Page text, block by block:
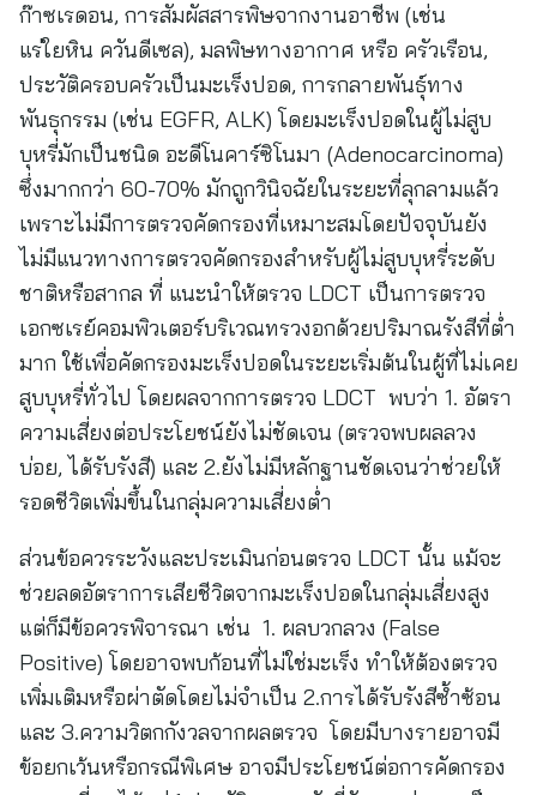
ก๊าซเรดอน, การสัมผัสสารพิษจากงานอาชีพ (เช่น
แร่ใยหิน ควันดีเซล), มลพิษทางอากาศ หรือ ครัวเรือน,
ประวัติครอบครัวเป็นมะเร็งปอด, การกลายพันธุ์ทาง
พันธุกรรม (เช่น EGFR, ALK) โดยมะเร็งปอดในผู้ไม่สูบ
บุหรี่มักเป็นชนิด อะดีโนคาร์ซิโนมา (Adenocarcinoma)
ซึ่งมากกว่า 60-70% มักถูกวินิจฉัยในระยะที่ลุกลามแล้ว
เพราะไม่มีการตรวจคัดกรองที่เหมาะสมโดยปัจจุบันยัง
ไม่มีแนวทางการตรวจคัดกรองสำหรับผู้ไม่สูบบุหรี่ระดับ
ชาติหรือสากล ที่ แนะนำให้ตรวจ LDCT เป็นการตรวจ
เอกซเรย์คอมพิวเตอร์บริเวณทรวงอกด้วยปริมาณรังสีที่ต่ำ
มาก ใช้เพื่อคัดกรองมะเร็งปอดในระยะเริ่มต้นในผู้ที่ไม่เคย
สูบบุหรี่ทั่วไป โดยผลจากการตรวจ LDCT พบว่า 1. อัตรา
ความเสี่ยงต่อประโยชน์ยังไม่ชัดเจน (ตรวจพบผลลวง
บ่อย, ได้รับรังสี) และ 2.ยังไม่มีหลักฐานชัดเจนว่าช่วยให้
รอดชีวิตเพิ่มขึ้นในกลุ่มความเสี่ยงต่ำ
ส่วนข้อควรระวังและประเมินก่อนตรวจ LDCT นั้น แม้จะ
ช่วยลดอัตราการเสียชีวิตจากมะเร็งปอดในกลุ่มเสี่ยงสูง
แต่ก็มีข้อควรพิจารณา เช่น 1. ผลบวกลวง (False
Positive) โดยอาจพบก้อนที่ไม่ใช่มะเร็ง ทำให้ต้องตรวจ
เพิ่มเติมหรือผ่าตัดโดยไม่จำเป็น 2.การได้รับรังสีซ้ำซ้อน
และ 3.ความวิตกกังวลจากผลตรวจ โดยมีบางรายอาจมี
ข้อยกเว้นหรือกรณีพิเศษ อาจมีประโยชน์ต่อการคัดกรอง